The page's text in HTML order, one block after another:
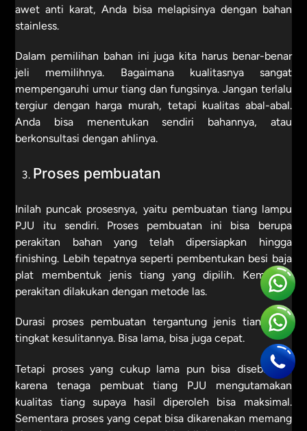
awet anti karat, Anda bisa melapisinya dengan bahan
stainless.
Dalam pemilihan bahan ini juga kita harus benar-benar
jeli memilihnya. Bagaimana kualitasnya sangat
mempengaruhi umur tiang dan fungsinya. Jangan terlalu
tergiur dengan harga murah, tetapi kualitas abal-abal.
Anda bisa menentukan sendiri bahannya, atau
berkonsultasi dengan ahlinya.
Proses pembuatan
Inilah puncak prosesnya, yaitu pembuatan tiang lampu
PJU itu sendiri. Proses pembuatan ini bisa berupa
perakitan bahan yang telah dipersiapkan hingga
finishing. Lebih tepatnya seperti pembentukan besi baja
plat membentuk jenis tiang yang dipilih. Kemudian
perakitan dilakukan dengan metode las.
Durasi proses pembuatan tergantung jenis tiang dan
tingkat kesulitannya. Bisa lama, bisa juga cepat.
Tetapi proses yang cukup lama pun bisa disebabkan
karena tenaga pembuat tiang PJU mengutamakan
kualitas tiang supaya hasil diperoleh bisa maksimal.
Sementara proses yang cepat bisa dikarenakan memang